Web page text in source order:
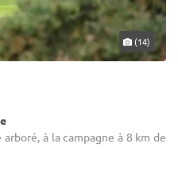
(14)
à la campagne à 8 km de